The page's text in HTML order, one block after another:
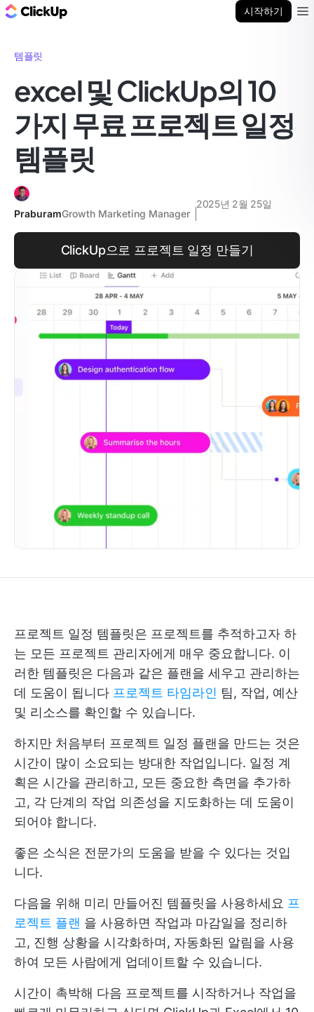
시작하기
템플릿
excel 및 ClickUp의 10
가지 무료 프로젝트 일정
템플릿
PraburamGrowth Marketing Manager
2025년 2월 25일
ClickUp으로 프로젝트 일정 만들기
프로젝트 일정 템플릿은 프로젝트를 추적하고자 하
는 모든 프로젝트 관리자에게 매우 중요합니다. 이
러한 템플릿은 다음과 같은 플랜을 세우고 관리하는
데 도움이 됩니다 프로젝트 타임라인 팀, 작업, 예산
및 리소스를 확인할 수 있습니다.
하지만 처음부터 프로젝트 일정 플랜을 만드는 것은
시간이 많이 소요되는 방대한 작업입니다. 일정 계
획은 시간을 관리하고, 모든 중요한 측면을 추가하
고, 각 단계의 작업 의존성을 지도화하는 데 도움이
되어야 합니다.
좋은 소식은 전문가의 도움을 받을 수 있다는 것입
니다.
다음을 위해 미리 만들어진 템플릿을 사용하세요 프
로젝트 플랜 을 사용하면 작업과 마감일을 정리하
고, 진행 상황을 시각화하며, 자동화된 알림을 사용
하여 모든 사람에게 업데이트할 수 있습니다.
시간이 촉박해 다음 프로젝트를 시작하거나 작업을